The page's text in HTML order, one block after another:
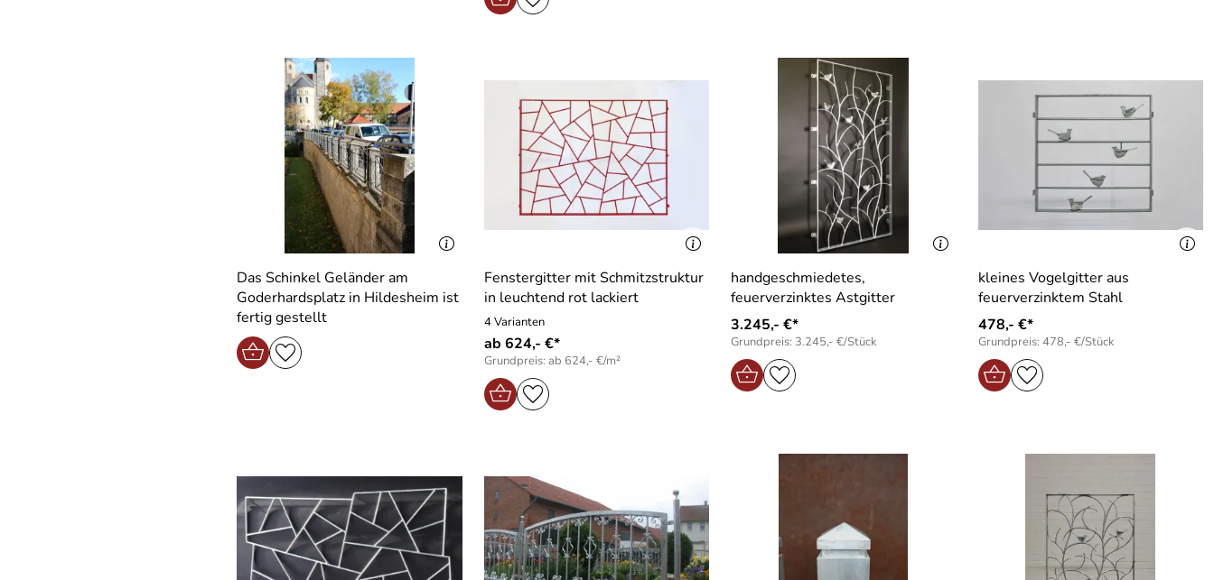
Das Schinkel Geländer am
Goderhardsplatz in Hildesheim ist
fertig gestellt
Fenstergitter mit Schmitzstruktur
in leuchtend rot lackiert
4 Varianten
ab 624,- €*
Grundpreis: ab 624,- €/m²
handgeschmiedetes,
feuerverzinktes Astgitter
3.245,- €*
Grundpreis: 3.245,- €/Stück
kleines Vogelgitter aus
feuerverzinktem Stahl
478,- €*
Grundpreis: 478,- €/Stück